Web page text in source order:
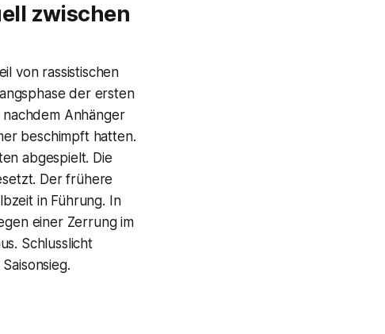
zwischen
von rassistischen
der ersten
Anhänger
beschimpft hatten.
abgespielt. Die
Der frühere
in Führung. In
einer Zerrung im
Schlusslicht